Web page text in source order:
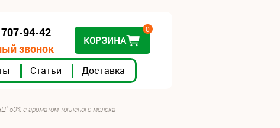
Статьи Доставка
94-42
звонок
КОРЗИНА
0
с ароматом топленого молока